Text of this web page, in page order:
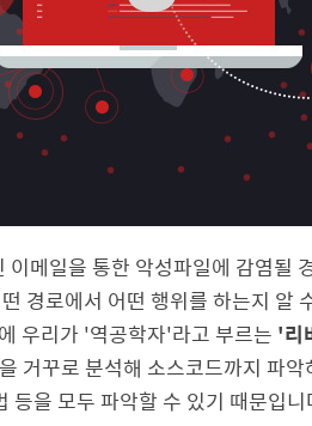
메일을 통한 악성파일에 감염될
경로에서 어떤 행위를 하는지 알
우리가 '역공학자'라고 부르는 '리
거꾸로 분석해 소스코드까지 파
등을 모두 파악할 수 있기 때문입니